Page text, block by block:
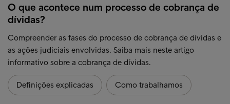
O que acontece num processo de cobrança de
dívidas?
Compreender as fases do processo de cobrança de dívidas e
as ações judiciais envolvidas. Saiba mais neste artigo
informativo sobre a cobrança de dívidas.
Definições explicadas Como trabalhamos